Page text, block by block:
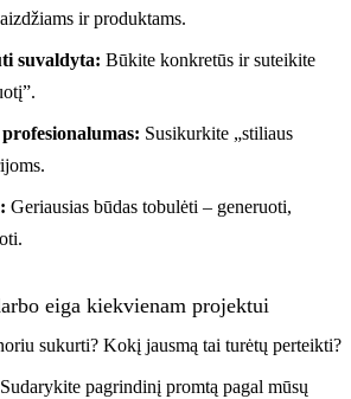
ir produktams.
suvaldyta: Būkite konkretūs ir suteikite
Susikurkite „stiliaus
Geriausias būdas tobulėti – generuoti,
eiga kiekvienam projektui
sukurti? Kokį jausmą tai turėtų perteikti?
Sudarykite pagrindinį promtą pagal mūsų